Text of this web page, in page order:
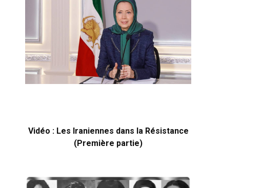
Vidéo : Les Iraniennes dans la Résistance
(Première partie)